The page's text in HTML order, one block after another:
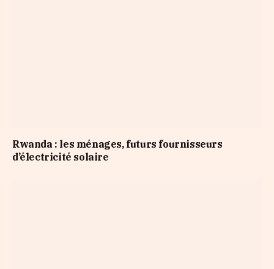
Rwanda : les ménages, futurs fournisseurs
d’électricité solaire